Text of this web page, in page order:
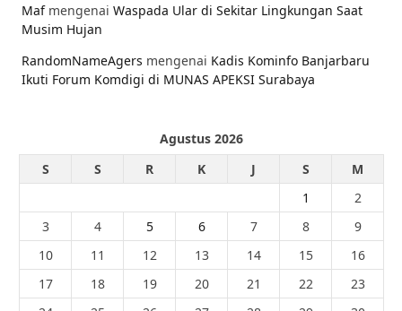
Mafmengenai Waspada Ular di Sekitar Lingkungan Saat
Musim Hujan
RandomNameAgers mengenai Kadis Kominfo Banjarbaru
Ikuti Forum Komdigi di MUNAS APEKSI Surabaya
Agustus 2026
S
S R K J S
M
1
2
3
4 5 6 7 8
9
10
11 12 13 14 15
16
17
18 19 20 21 22
23